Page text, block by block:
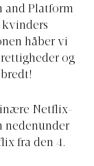
and Platform
håber vi
og
Netflix-
nedenunder
fra den 4.